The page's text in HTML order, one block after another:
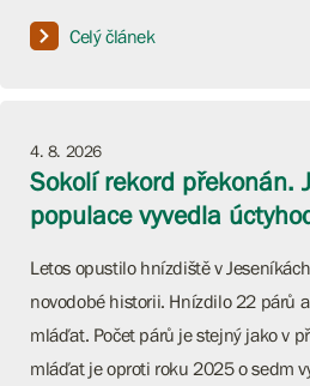
Celý článek
4. 8. 2026
Sokolí rekord překonán.
populace vyvedla
Letos opustilo hnízdiště v
novodobé historii. Hnízdilo 22 párů
mláďat. Počet párů je stejný jako v
mláďat je oproti roku 2025 o sedm